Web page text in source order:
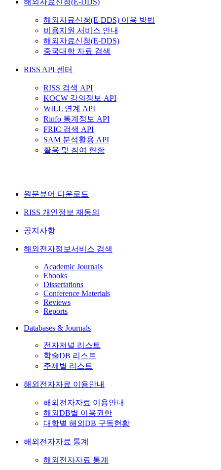
해외자료신청(E-DDS)
해외자료신청(E-DDS) 이용 방법
비용지원 서비스 안내
해외자료신청(E-DDS)
중국대학 자료 검색
RISS API 센터
RISS 검색 API
KOCW 강의정보 API
WILL 연계 API
Rinfo 통계정보 API
FRIC 검색 API
SAM 분석활용 API
활용 및 참여 현황
원문뷰어 다운로드
RISS 개인정보 재동의
공지사항
해외전자정보서비스 검색
Academic Journals
Ebooks
Dissertations
Conference Materials
Reviews
Reports
Databases & Journals
전자저널 리스트
학술DB 리스트
주제별 리스트
해외전자자료 이용안내
해외전자자료 이용안내
해외DB별 이용권한
대학별 해외DB 구독현황
해외전자자료 통계
해외전자자료 통계